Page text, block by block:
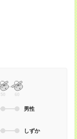
50 60
男性
しずか